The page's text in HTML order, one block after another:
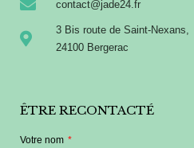
contact@jade24.fr
3 Bis route de Saint-Nexans,
24100 Bergerac
ÊTRE RECONTACTÉ
Votre nom